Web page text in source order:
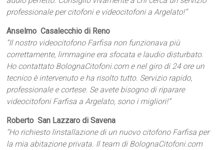
professionale per citofoni e videocitofoni a Argelato!”
Anselmo  Casalecchio di Reno
“Il nostro videocitofono Farfisa non funzionava più
correttamente, limmagine era sfocata e laudio disturbato.
Ho contattato BolognaCitofoni.com e nel giro di 24 ore un
tecnico è intervenuto e ha risolto tutto. Servizio rapido,
professionale e cortese. Se avete bisogno di riparare
videocitofoni Farfisa a Argelato, sono i migliori!”
Roberto  San Lazzaro di Savena
“Ho richiesto linstallazione di un nuovo citofono Farfisa per
la mia abitazione privata. Il team di BolognaCitofoni.com